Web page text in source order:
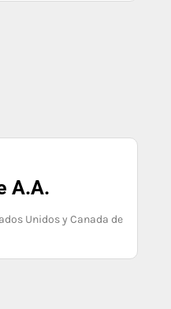
A.A.
Unidos y Canada de